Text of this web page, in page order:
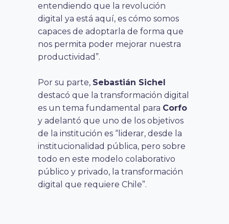
entendiendo que la revolución
digital ya está aquí, es cómo somos
capaces de adoptarla de forma que
nos permita poder mejorar nuestra
productividad”.
Por su parte, Sebastián Sichel
destacó que la transformación digital
es un tema fundamental para Corfo
y adelantó que uno de los objetivos
de la institución es “liderar, desde la
institucionalidad pública, pero sobre
todo en este modelo colaborativo
público y privado, la transformación
digital que requiere Chile”.